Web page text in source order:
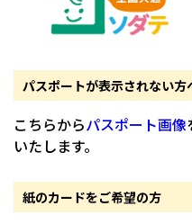
パスポートが表示されない方
こちらからパスポート画像
いたします。
紙のカードをご希望の方